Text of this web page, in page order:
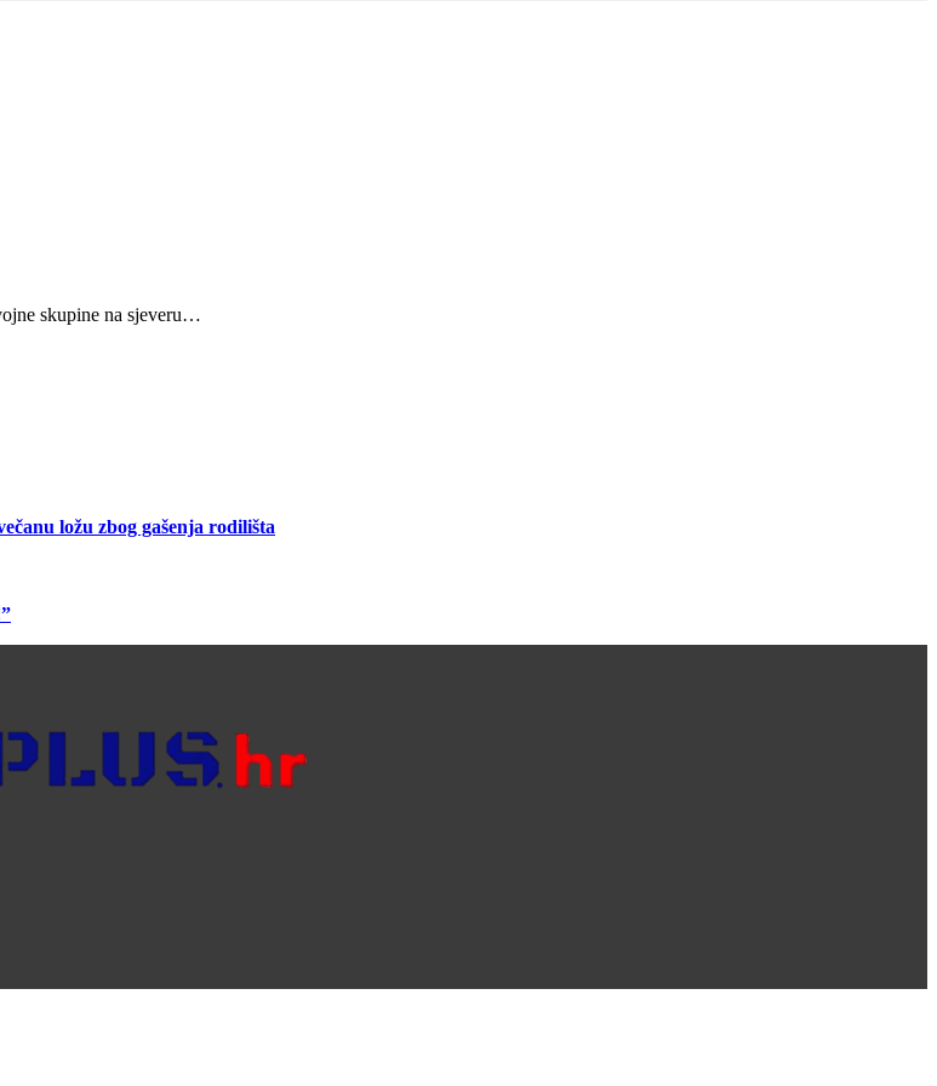
skupine na sjeveru…
ložu zbog gašenja rodilišta